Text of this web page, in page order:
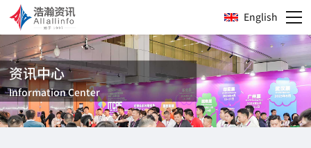
English
资讯中心
Information Center